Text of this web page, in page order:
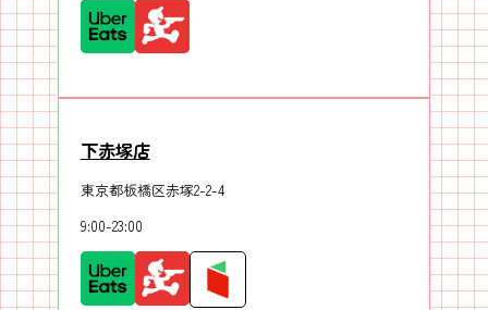
下赤塚店
東京都板橋区赤塚2-2-4
9:00-23:00